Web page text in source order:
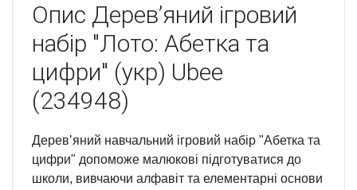
Опис Деревʼяний ігровий
набір "Лото: Абетка та
цифри" (укр) Ubee
(234948)
Деревʼяний навчальний ігровий набір "Абетка та
цифри" допоможе малюкові підготуватися до
школи, вивчаючи алфавіт та елементарні основи